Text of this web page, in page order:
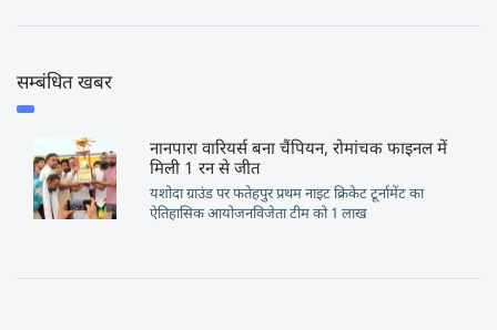
सम्बंधित खबर
नानपारा वारियर्स बना चैंपियन, रोमांचक फाइनल में
मिली 1 रन से जीत
यशोदा ग्राउंड पर फतेहपुर प्रथम नाइट क्रिकेट टूर्नामेंट का
ऐतिहासिक आयोजनविजेता टीम को 1 लाख